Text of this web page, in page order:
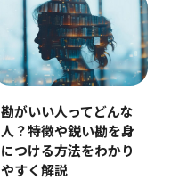
勘がいい人ってどんな
人？特徴や鋭い勘を身
につける方法をわかり
やすく解説